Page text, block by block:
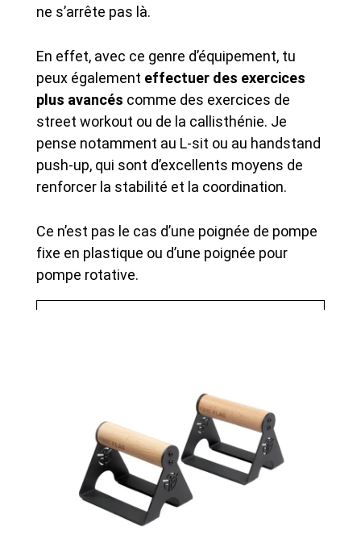
ne s’arrête pas là.
En effet, avec ce genre d’équipement, tu
peux également effectuer des exercices
plus avancés comme des exercices de
street workout ou de la callisthénie. Je
pense notamment au L-sit ou au handstand
push-up, qui sont d’excellents moyens de
renforcer la stabilité et la coordination.
Ce n’est pas le cas d’une poignée de pompe
fixe en plastique ou d’une poignée pour
pompe rotative.